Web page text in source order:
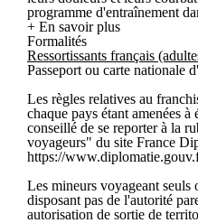
programme d'entraînement
+ En savoir plus
Formalités
Ressortissants français
Passeport ou carte nationale
Les règles relatives au
chaque pays étant amenées
conseillé de se reporter à la
voyageurs" du site France
https://
Les mineurs voyageant seuls
disposant pas de l'autorité
autorisation de sortie de